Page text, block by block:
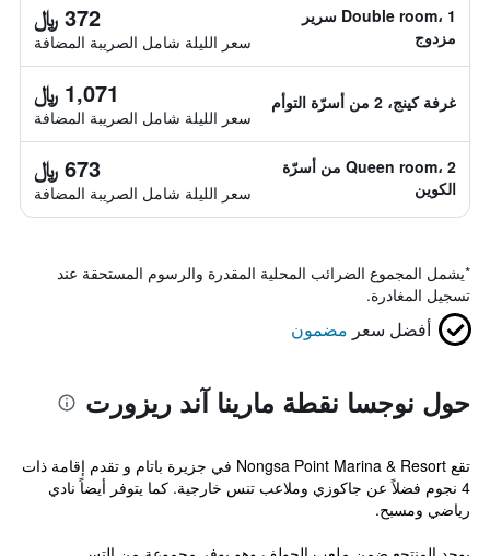
Double room، 1 سرير
مزدوج
372 ﷼
سعر الليلة شامل الصريبة المضافة
غرفة كينج، 2 من أسرّة التوأم 1,071 ﷼
سعر الليلة شامل الصريبة المضافة
Queen room، 2 من أسرّة
الكوين
673 ﷼
سعر الليلة شامل الصريبة المضافة
*يشمل المجموع الضرائب المحلية المقدرة والرسوم المستحقة عند
تسجيل المغادرة.
أفضل سعر مضمون
حول نوجسا نقطة مارينا آند ريزورت
تقع Nongsa Point Marina & Resort في جزيرة باتام و تقدم إقامة ذات
4 نجوم فضلاً عن جاكوزي وملاعب تنس خارجية. كما يتوفر أيضاً نادي
رياضي ومسبح.